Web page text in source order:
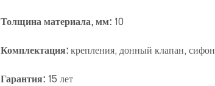
Толщина материала, мм: 10
Комплектация: крепления, донный клапан, сифон
Гарантия: 15 лет